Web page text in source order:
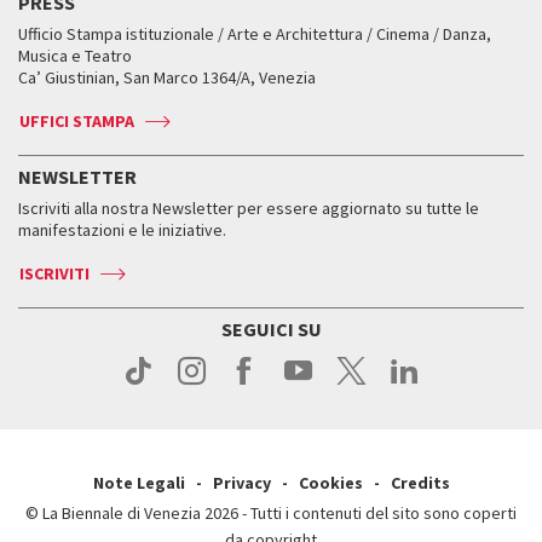
FAQ
Servizi al pubblico
Come raggiungerci
Press
Edizioni passate
Orari e sedi
Accrediti
Come raggiungerci
Orari e sedi
Biglietti
Accrediti
Come raggiungerci
Contatti
Press
Accrediti
Servizi al pubblico
Come raggiungerci
Press
Workshop di critica teatrale
Leone d’oro alla carriera
Leone d’argento
Edizioni passate
Orari e sedi
Biglietti
Servizi al pubblico
Come raggiungerci
Contatti
Mostre Virtuali
Fondi e Collezioni
Biennale College ASAC
ASAC DATI
Storia
Orari e sedi
Ufficio Stampa istituzionale / Arte e Architettura / Cinema / Danza,
Musica e Teatro
Ca’ Giustinian, San Marco 1364/A, Venezia
UFFICI STAMPA
NEWSLETTER
Iscriviti alla nostra Newsletter per essere aggiornato su tutte le
manifestazioni e le iniziative.
ISCRIVITI
SEGUICI SU
Note Legali Privacy Cookies
Credits
© La Biennale di Venezia 2026 - Tutti i contenuti del sito sono coperti